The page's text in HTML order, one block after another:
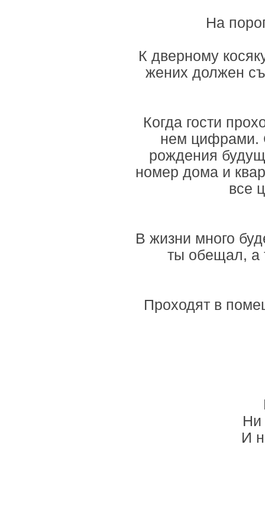
На
К дверному
жених должен
Когда гости
нем цифрами.
рождения
номер дома и
все
В жизни много
ты обещал, а
Проходят в
Ни
И